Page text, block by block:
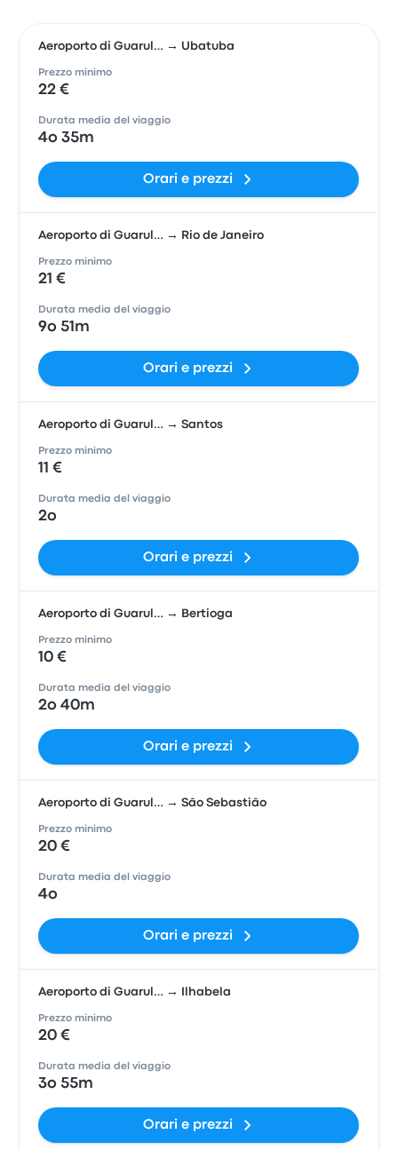
Aeroporto di Guarul… → Ubatuba
Prezzo minimo
22 €
Durata media del viaggio
4o 35m
Orari e prezzi
Aeroporto di Guarul… → Rio de Janeiro
Prezzo minimo
21 €
Durata media del viaggio
9o 51m
Orari e prezzi
Aeroporto di Guarul… → Santos
Prezzo minimo
11 €
Durata media del viaggio
2o
Orari e prezzi
Aeroporto di Guarul… → Bertioga
Prezzo minimo
10 €
Durata media del viaggio
2o 40m
Orari e prezzi
Aeroporto di Guarul… → São Sebastião
Prezzo minimo
20 €
Durata media del viaggio
4o
Orari e prezzi
Aeroporto di Guarul… → Ilhabela
Prezzo minimo
20 €
Durata media del viaggio
3o 55m
Orari e prezzi